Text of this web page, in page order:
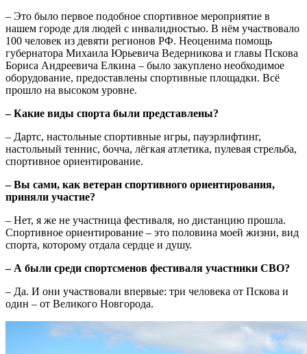
– Это было первое подобное спортивное мероприятие в
нашем городе для людей с инвалидностью. В нём участвовало
100 человек из девяти регионов РФ. Неоценима помощь
губернатора Михаила Юрьевича Ведерникова и главы Пскова
Бориса Андреевича Елкина – было закуплено необходимое
оборудование, предоставлены спортивные площадки. Всё
прошло на высоком уровне.
– Какие виды спорта были представлены?
– Дартс, настольные спортивные игры, пауэрлифтинг,
настольный теннис, бочча, лёгкая атлетика, пулевая стрельба,
спортивное ориентирование.
– Вы сами, как ветеран спортивного ориентирования,
приняли участие?
– Нет, я же не участница фестиваля, но дистанцию прошла.
Спортивное ориентирование – это половина моей жизни, вид
спорта, которому отдала сердце и душу.
– А были среди спортсменов фестиваля участники СВО?
– Да. И они участвовали впервые: три человека от Пскова и
один – от Великого Новгорода.